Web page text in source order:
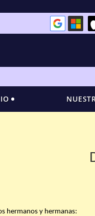
hermanos y hermanas: